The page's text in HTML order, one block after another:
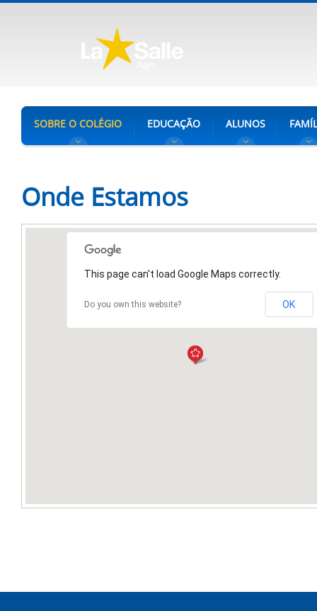
SOBRE O COLÉGIO EDUCAÇÃO ALUNOS
Onde Estamos
This page can't load Google Maps correctly.
Do you own this website? OK